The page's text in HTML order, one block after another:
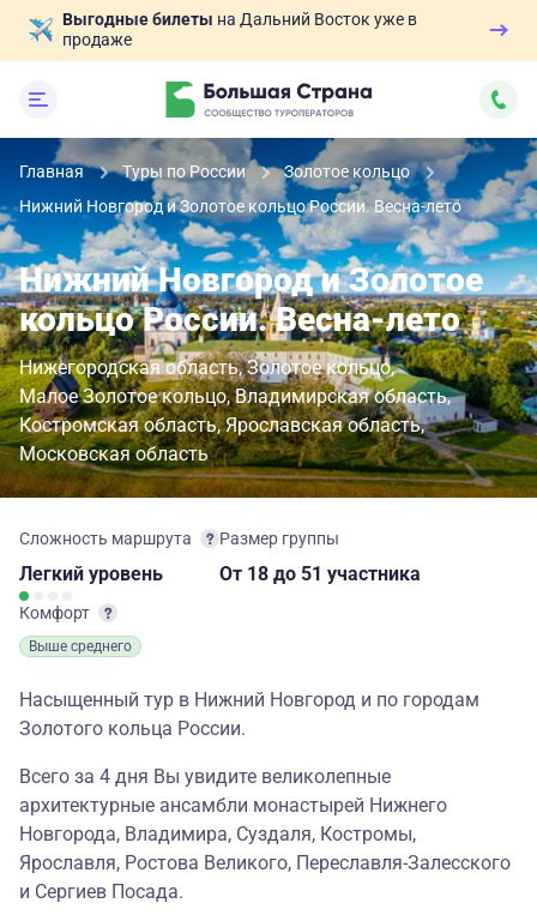
Выгодные билеты на Дальний Восток уже в
продаже
Главная Туры по России
Золотое кольцо
Нижний Новгород и Золотое кольцо России. Весна-лето
Нижний Новгород и Золотое
кольцо России. Весна-лето
Нижегородская область Золотое кольцо
Малое Золотое кольцо Владимирская область
Костромская область Ярославская область
Московская область
Сложность маршрута
Легкий уровень
Комфорт
Выше среднего
Размер группы
От 18 до 51 участника
Насыщенный тур в Нижний Новгород и по городам
Золотого кольца России.
Всего за 4 дня Вы увидите великолепные
архитектурные ансамбли монастырей Нижнего
Новгорода, Владимира, Суздаля, Костромы,
Ярославля, Ростова Великого, Переславля-Залесского
и Сергиев Посада.